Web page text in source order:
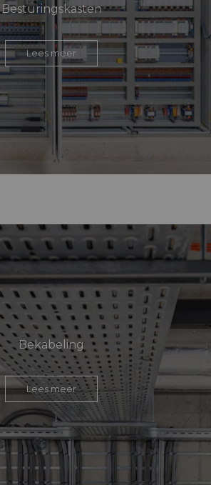
Besturingskasten
Lees meer
Bekabeling
Lees meer